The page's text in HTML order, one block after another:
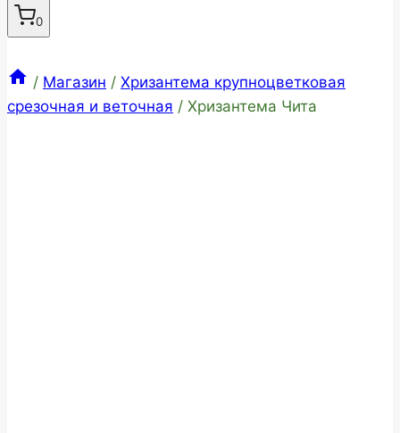
0
/ Магазин / Хризантема крупноцветковая
срезочная и веточная / Хризантема Чита